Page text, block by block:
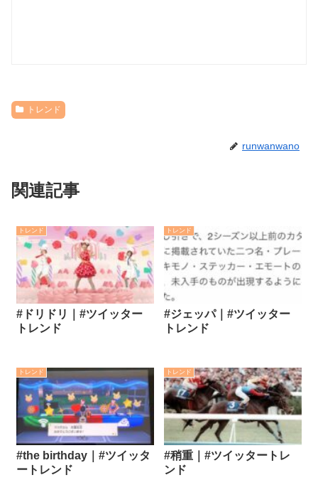
トレンド
runwanwano
関連記事
トレンド
#ドリドリ｜#ツイッター
トレンド
トレンド
#ジェッパ｜#ツイッター
トレンド
トレンド
#the birthday｜#ツイッタ
ートレンド
トレンド
#稍重｜#ツイッタートレ
ンド